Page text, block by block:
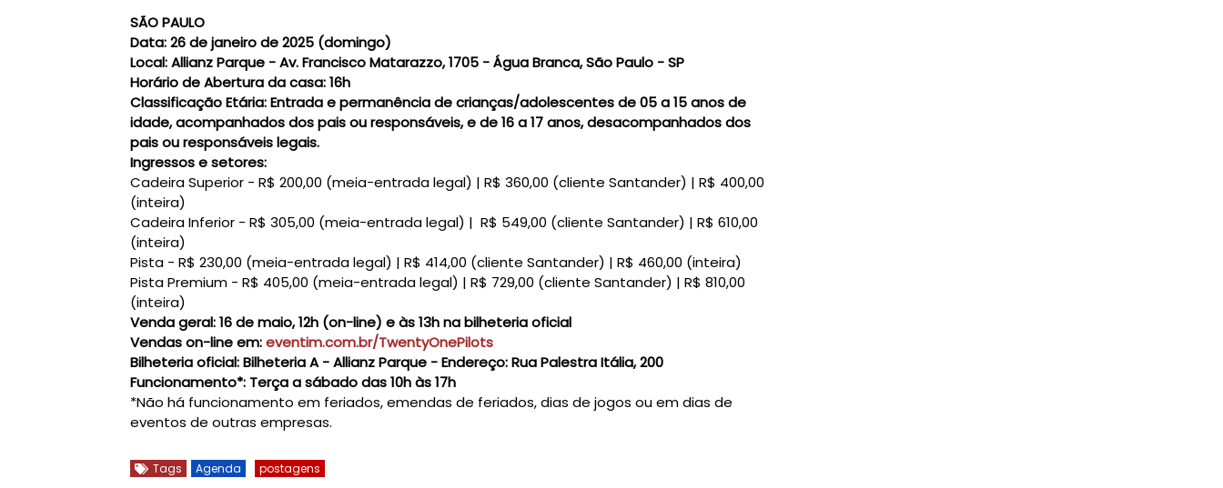
SÃO PAULO
Data:26 de janeiro de 2025 (domingo)
Local:Allianz Parque - Av. Francisco Matarazzo, 1705 - Água Branca, São Paulo - SP
Horário de Abertura da casa:16h
Classificação Etária:Entrada e permanência de crianças/adolescentes de 05 a 15 anos de
idade, acompanhados dos pais ou responsáveis, e de 16 a 17 anos, desacompanhados dos
pais ou responsáveis legais.
Ingressos e setores:
Cadeira Superior - R$ 200,00 (meia-entrada legal) | R$ 360,00 (cliente Santander) | R$ 400,00
(inteira)
Cadeira Inferior - R$ 305,00 (meia-entrada legal) | R$ 549,00 (cliente Santander) | R$ 610,00
(inteira)
Pista - R$ 230,00 (meia-entrada legal) | R$ 414,00 (cliente Santander) | R$ 460,00 (inteira)
Pista Premium - R$ 405,00 (meia-entrada legal) | R$ 729,00 (cliente Santander) | R$ 810,00
(inteira)
Venda geral:16 de maio, 12h (on-line) e às 13h na bilheteria oficial
Vendas on-line em:eventim.com.br/TwentyOnePilots
Bilheteria oficial:Bilheteria A - Allianz Parque - Endereço: Rua Palestra Itália, 200
Funcionamento*: Terça a sábado das 10h às 17h
*Não há funcionamento em feriados, emendas de feriados, dias de jogos ou em dias de
eventos de outras empresas.
Tags Agenda postagens